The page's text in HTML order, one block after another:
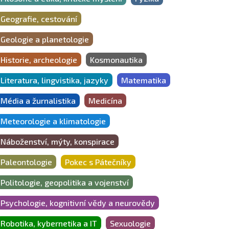
Geografie, cestování
Geologie a planetologie
Historie, archeologie Kosmonautika
Literatura, lingvistika, jazyky Matematika
Média a žurnalistika Medicína
Meteorologie a klimatologie
Náboženství, mýty, konspirace
Paleontologie Pokec s Pátečníky
Politologie, geopolitika a vojenství
Psychologie, kognitivní vědy a neurovědy
Robotika, kybernetika a IT Sexuologie